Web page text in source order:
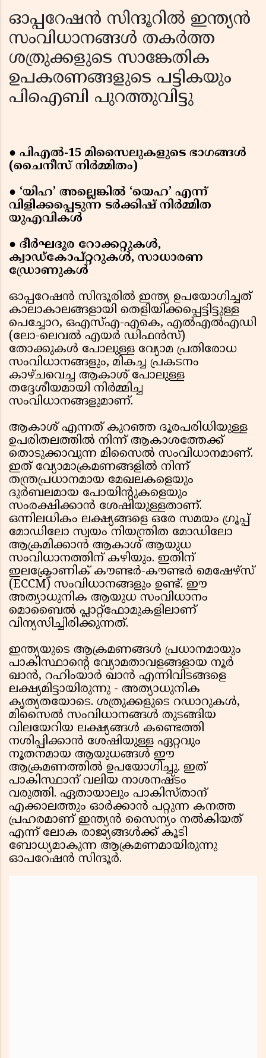
ഓപ്പറേഷൻ സിന്ദൂറിൽ ഇന്ത്യൻ
സംവിധാനങ്ങൾ തകർത്ത
ശത്രുക്കളുടെ സാങ്കേതിക
ഉപകരണങ്ങളുടെ പട്ടികയും
പിഐബി പുറത്തുവിട്ടു
● പിഎൽ-15 മിസൈലുകളുടെ ഭാഗങ്ങൾ
(ചൈനീസ് നിർമ്മിതം)
● ‘യിഹ’ അല്ലെങ്കിൽ ‘യെഹ’ എന്ന്
വിളിക്കപ്പെടുന്ന ടർക്കിഷ് നിർമ്മിത
യുഎവികൾ
● ദീർഘദൂര റോക്കറ്റുകൾ,
ക്വാഡ്‌കോപ്റ്ററുകൾ, സാധാരണ
ഡ്രോണുകൾ
ഓപ്പറേഷൻ സിന്ദൂരിൽ ഇന്ത്യ ഉപയോഗിച്ചത്
കാലാകാലങ്ങളായി തെളിയിക്കപ്പെട്ടിട്ടുള്ള
പെച്ചോറ, ഒഎസ്എ-എകെ, എൽഎൽഎഡി
(ലോ-ലെവൽ എയർ ഡിഫൻസ്)
തോക്കുകൾ പോലുള്ള വ്യോമ പ്രതിരോധ
സംവിധാനങ്ങളും, മികച്ച പ്രകടനം
കാഴ്ചവെച്ച ആകാശ് പോലുള്ള
തദ്ദേശീയമായി നിർമ്മിച്ച
സംവിധാനങ്ങളുമാണ്.
ആകാശ് എന്നത് കുറഞ്ഞ ദൂരപരിധിയുള്ള
ഉപരിതലത്തിൽ നിന്ന് ആകാശത്തേക്ക്
തൊടുക്കാവുന്ന മിസൈൽ സംവിധാനമാണ്.
ഇത് വ്യോമാക്രമണങ്ങളിൽ നിന്ന്
തന്ത്രപ്രധാനമായ മേഖലകളെയും
ദുർബലമായ പോയിന്റുകളെയും
സംരക്ഷിക്കാൻ ശേഷിയുള്ളതാണ്.
ഒന്നിലധികം ലക്ഷ്യങ്ങളെ ഒരേ സമയം ഗ്രൂപ്പ്
മോഡിലോ സ്വയം നിയന്ത്രിത മോഡിലോ
ആക്രമിക്കാൻ ആകാശ് ആയുധ
സംവിധാനത്തിന് കഴിയും. ഇതിന്
ഇലക്ട്രോണിക് കൗണ്ടർ-കൗണ്ടർ മെഷേഴ്സ്
(ECCM) സംവിധാനങ്ങളും ഉണ്ട്. ഈ
അത്യാധുനിക ആയുധ സംവിധാനം
മൊബൈൽ പ്ലാറ്റ്‌ഫോമുകളിലാണ്
വിന്യസിച്ചിരിക്കുന്നത്.
ഇന്ത്യയുടെ ആക്രമണങ്ങൾ പ്രധാനമായും
പാകിസ്ഥാൻ്റെ വ്യോമതാവളങ്ങളായ നൂർ
ഖാൻ, റഹിംയാർ ഖാൻ എന്നിവിടങ്ങളെ
ലക്ഷ്യമിട്ടായിരുന്നു - അത്യാധുനിക
കൃത്യതയോടെ. ശത്രുക്കളുടെ റഡാറുകൾ,
മിസൈൽ സംവിധാനങ്ങൾ തുടങ്ങിയ
വിലയേറിയ ലക്ഷ്യങ്ങൾ കണ്ടെത്തി
നശിപ്പിക്കാൻ ശേഷിയുള്ള ഏറ്റവും
നൂതനമായ ആയുധങ്ങൾ ഈ
ആക്രമണത്തിൽ ഉപയോഗിച്ചു. ഇത്
പാകിസ്ഥാന് വലിയ നാശനഷ്ടം
വരുത്തി. ഏതായാലും പാകിസ്താന്
എക്കാലത്തും ഓർക്കാൻ പറ്റുന്ന കനത്ത
പ്രഹരമാണ് ഇന്ത്യൻ സൈന്യം നൽകിയത്
എന്ന് ലോക രാജ്യങ്ങൾക്ക് കൂടി
ബോധ്യമാകുന്ന ആക്രമണമായിരുന്നു
ഓപറേഷൻ സിന്ദൂർ.